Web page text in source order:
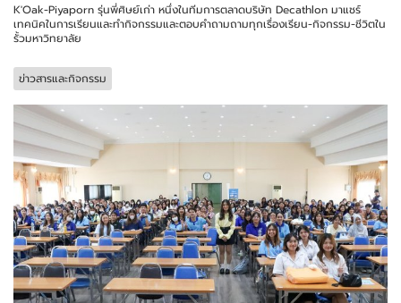
K'Oak-Piyaporn รุ่นพี่ศิษย์เก่า หนึ่งในทีมการตลาดบริษัท Decathlon มาแชร์
เทคนิคในการเรียนและทำกิจกรรมและตอบคำถามถามทุกเรื่องเรียน-กิจกรรม-ชีวิตใน
รั้วมหาวิทยาลัย
ข่าวสารและกิจกรรม